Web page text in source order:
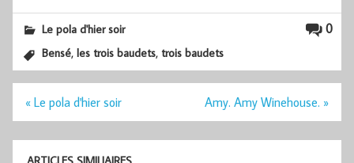
0
Le pola d'hier soir
Bensé,les trois baudets,trois baudets
Navigation
l’article
« Le pola d'hier soir Amy. Amy Winehouse. »